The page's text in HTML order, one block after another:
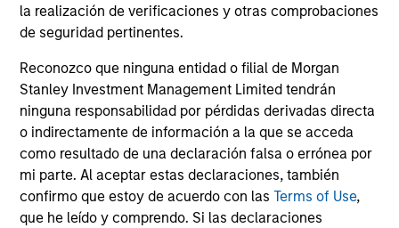
la realización de verificaciones y otras comprobaciones
de seguridad pertinentes.
Reconozco que ninguna entidad o filial de Morgan
Stanley Investment Management Limited tendrán
ninguna responsabilidad por pérdidas derivadas directa
o indirectamente de información a la que se acceda
como resultado de una declaración falsa o errónea por
mi parte. Al aceptar estas declaraciones, también
confirmo que estoy de acuerdo con lasTerms of Use,
que he leído y comprendo. Si las declaraciones
May not represent all Team Members.
The information on this page is for informational
purposes only. The information contained herein does
not constitute and should not be construed as an
offering of advisory services or an offer to sell or a
solicitation of an offer to buy any securities in any
jurisdiction in which such offer or solicitation,
purchase or sale would be unlawful under the
securities, insurance or other laws of such jurisdiction.